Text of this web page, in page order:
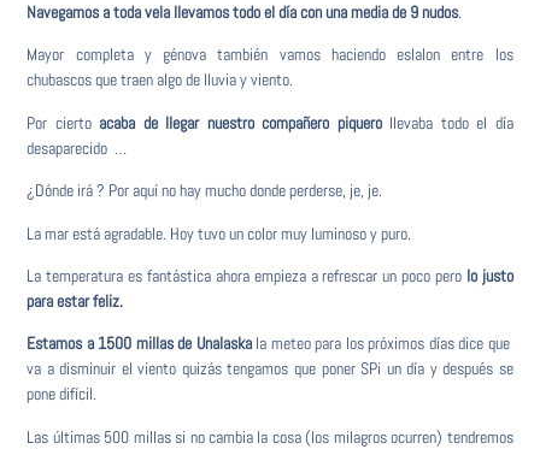
Navegamos a toda vela llevamos todo el día con una media de 9 nudos.
Mayor completa y génova también vamos haciendo eslalon entre los
chubascos que traen algo de lluvia y viento.
Por cierto acaba de llegar nuestro compañero piquerollevaba todo el día
desaparecido …
¿Dónde irá ? Por aquí no hay mucho donde perderse, je, je.
La mar está agradable. Hoy tuvo un color muy luminoso y puro.
La temperatura es fantástica ahora empieza a refrescar un poco pero lo justo
para estar feliz.
Estamos a 1500 millas de Unalaskala meteo para los próximos días dice que
va a disminuir el viento quizás tengamos que poner SPi un día y después se
pone difícil.
Las últimas 500 millas si no cambia la cosa (los milagros ocurren) tendremos